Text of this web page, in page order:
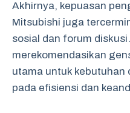
Akhirnya, kepuasan
Mitsubishi juga
sosial dan forum
merekomendasikan
utama untuk kebutuhan
pada efisiensi dan